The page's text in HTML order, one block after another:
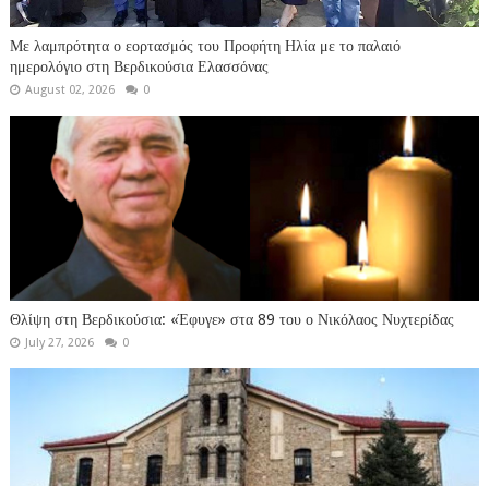
Με λαμπρότητα ο εορτασμός του Προφήτη Ηλία με το παλαιό
ημερολόγιο στη Βερδικούσια Ελασσόνας
August 02, 2026 0
Θλίψη στη Βερδικούσια: «Έφυγε» στα 89 του ο Νικόλαος Νυχτερίδας
July 27, 2026 0